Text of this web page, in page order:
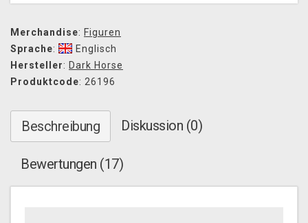
Merchandise: Figuren
Sprache:
Englisch
Hersteller: Dark Horse
Produktcode: 26196
Beschreibung Diskussion (0)
Bewertungen (17)